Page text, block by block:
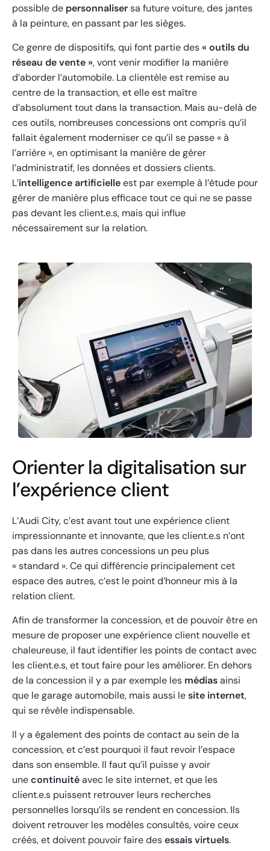
possible de personnalisersa future voiture, des jantes
à la peinture, en passant par les sièges.
Ce genre de dispositifs, qui font partie des« outils du
réseau de vente », vont venir modifier la manière
d’aborder l’automobile. La clientèle est remise au
centre de la transaction, et elle est maître
d’absolument tout dans la transaction. Mais au-delà de
ces outils, nombreuses concessions ont compris qu’il
fallait également moderniser ce qu’il se passe « à
l’arrière », en optimisant la manière de gérer
l’administratif, les données et dossiers clients.
L’intelligence artificielleest par exemple à l’étude pour
gérer de manière plus efficace tout ce qui ne se passe
pas devant les client.e.s, mais qui influe
nécessairement sur la relation.
Orienter la digitalisation sur
l’expérience client
L’Audi City, c’est avant tout une expérience client
impressionnante et innovante, que les client.e.s n’ont
pas dans les autres concessions un peu plus
« standard ». Ce qui différencie principalement cet
espace des autres, c’est le point d’honneur mis à la
relation client.
Afin de transformer la concession, et de pouvoir être en
mesure de proposer une expérience client nouvelle et
chaleureuse, il faut identifier les points de contact avec
les client.e.s, et tout faire pour les améliorer. En dehors
de la concession il y a par exemple les médiasainsi
que le garage automobile, mais aussi lesite internet,
qui se révèle indispensable.
Il y a également des points de contact au sein de la
concession, et c’est pourquoi il faut revoir l’espace
dans son ensemble. Il faut qu’il puisse y avoir
unecontinuitéavec le site internet, et que les
client.e.s puissent retrouver leurs recherches
personnelles lorsqu’ils se rendent en concession. Ils
doivent retrouver les modèles consultés, voire ceux
créés, et doivent pouvoir faire desessais virtuels.